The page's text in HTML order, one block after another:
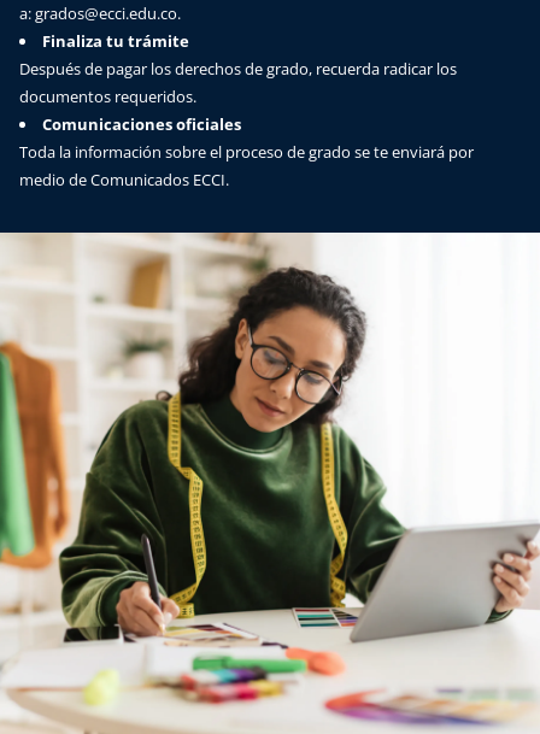
a: grados@ecci.edu.co.
Finaliza tu trámite
Después de pagar los derechos de grado, recuerda radicar los
documentos requeridos.
Comunicaciones oficiales
Toda la información sobre el proceso de grado se te enviará por
medio de Comunicados ECCI.